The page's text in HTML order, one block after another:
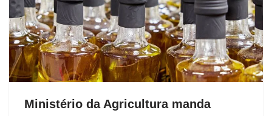
Ministério da Agricultura manda